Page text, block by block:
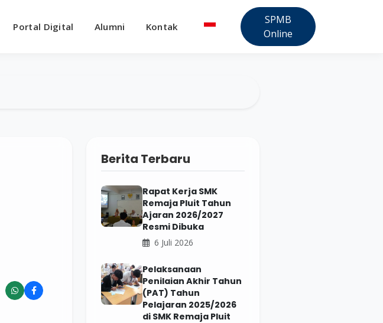
Portal Digital Alumni Kontak
SPMB
Online
Berita Terbaru
Rapat Kerja SMK
Remaja Pluit Tahun
Ajaran 2026/2027
Resmi Dibuka
6 Juli 2026
Pelaksanaan
Penilaian Akhir Tahun
(PAT) Tahun
Pelajaran 2025/2026
di SMK Remaja Pluit